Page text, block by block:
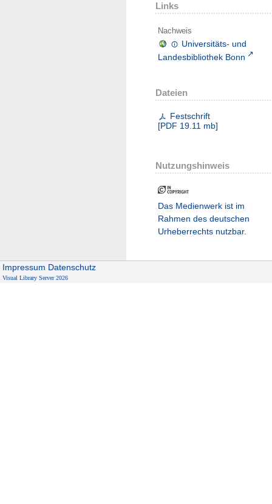
Links
Nachweis
Universitäts- und
Landesbibliothek Bonn
Dateien
Festschrift
[PDF 19.11 mb]
Nutzungshinweis
Das Medienwerk ist im
Rahmen des deutschen
Urheberrechts nutzbar.
Impressum Datenschutz
Visual Library Server 2026